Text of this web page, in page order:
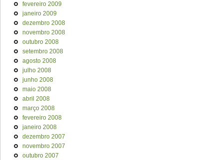
fevereiro 2009
janeiro 2009
dezembro 2008
novembro 2008
outubro 2008
setembro 2008
agosto 2008
julho 2008
junho 2008
maio 2008
abril 2008
março 2008
fevereiro 2008
janeiro 2008
dezembro 2007
novembro 2007
outubro 2007